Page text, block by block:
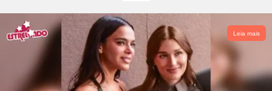
Leia mais